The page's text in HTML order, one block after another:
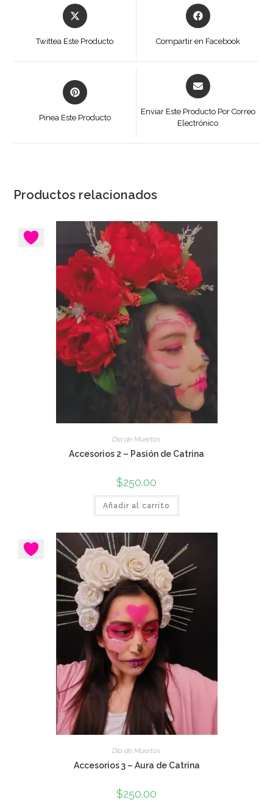
Se
abre
Twittea Este Producto
Se
abre
ventana
Compartir en Facebook
Se
abre
una
Pinea Este Producto
Se
abre
Enviar Este Producto Por Correo
Electrónico
Productos relacionados
Día de Muertos
Accesorios 2 – Pasión de Catrina
$250.00
Añadir al carrito
Día de Muertos
Accesorios 3 – Aura de Catrina
$250.00